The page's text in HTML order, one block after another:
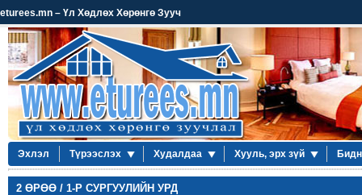
eturees.mn – Үл Хөдлөх Хөрөнгө Зууч
Эхлэл Түрээслэх Худалдаа Хууль, эрх зүй
2 ӨРӨӨ / 1-Р СУРГУУЛИЙН УРД